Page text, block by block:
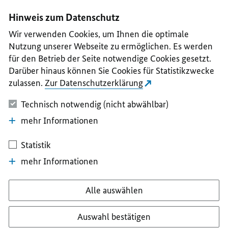
II
III
IV
V
Hinweis zum Datenschutz
Wir verwenden Cookies, um Ihnen die optimale
Nutzung unserer Webseite zu ermöglichen. Es werden
für den Betrieb der Seite notwendige Cookies gesetzt.
Darüber hinaus können Sie Cookies für Statistikzwecke
zulassen. Zur Datenschutzerklärung
Technisch notwendig (nicht abwählbar)
mehr Informationen
Statistik
mehr Informationen
Alle auswählen
Auswahl bestätigen